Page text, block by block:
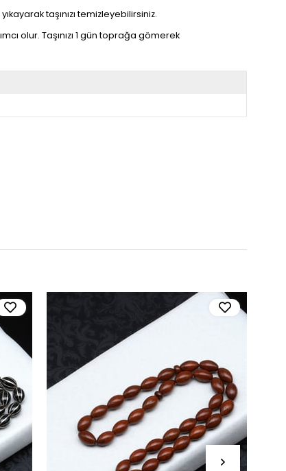
taşınızı temizleyebilirsiniz.
olur. Taşınızı 1 gün toprağa gömerek